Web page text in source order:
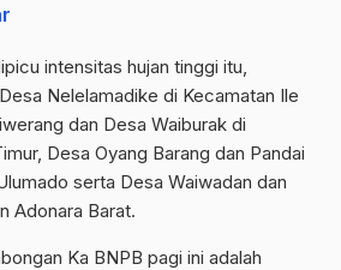
intensitas hujan tinggi itu,
Nelelamadike di Kecamatan Ile
dan Desa Waiburak di
Desa Oyang Barang dan Pandai
serta Desa Waiwadan dan
Adonara Barat.
Ka BNPB pagi ini adalah